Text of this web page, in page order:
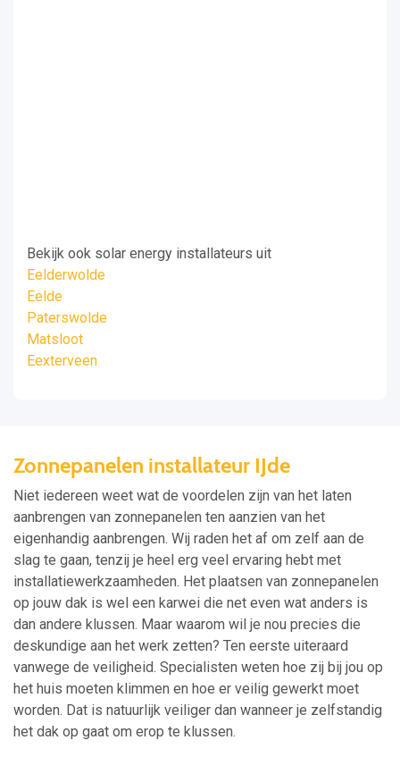
Bekijk ook solar energy installateurs uit
Eelderwolde
Eelde
Paterswolde
Matsloot
Eexterveen
Zonnepanelen installateur IJde
Niet iedereen weet wat de voordelen zijn van het laten
aanbrengen van zonnepanelen ten aanzien van het
eigenhandig aanbrengen. Wij raden het af om zelf aan de
slag te gaan, tenzij je heel erg veel ervaring hebt met
installatiewerkzaamheden. Het plaatsen van zonnepanelen
op jouw dak is wel een karwei die net even wat anders is
dan andere klussen. Maar waarom wil je nou precies die
deskundige aan het werk zetten? Ten eerste uiteraard
vanwege de veiligheid. Specialisten weten hoe zij bij jou op
het huis moeten klimmen en hoe er veilig gewerkt moet
worden. Dat is natuurlijk veiliger dan wanneer je zelfstandig
het dak op gaat om erop te klussen.